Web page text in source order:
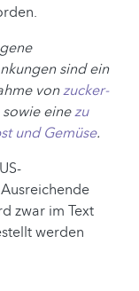
sind ein
vonzucker-
sowie einezu
und Gemüse.
zwar im Text
werden